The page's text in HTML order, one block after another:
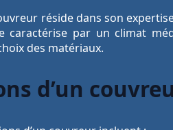
réside dans son
caractérise par un climat
des matériaux.
d’un